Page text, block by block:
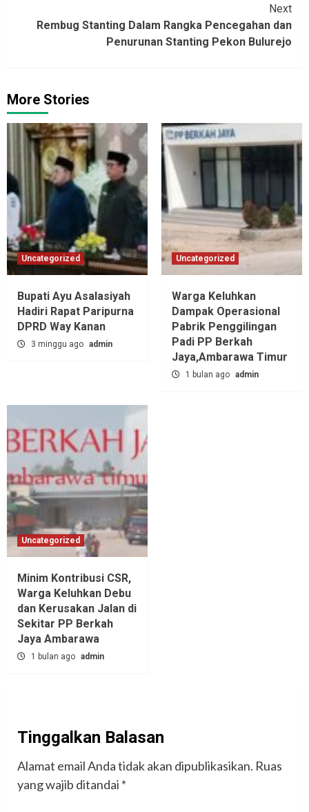
Next
Rembug Stanting Dalam Rangka Pencegahan dan
Penurunan Stanting Pekon Bulurejo
More Stories
Uncategorized
Bupati Ayu Asalasiyah
Hadiri Rapat Paripurna
DPRD Way Kanan
3 minggu ago admin
Uncategorized
Warga Keluhkan
Dampak Operasional
Pabrik Penggilingan
Padi PP Berkah
Jaya,‎Ambarawa Timur
1 bulan ago admin
Uncategorized
Minim Kontribusi CSR,
Warga Keluhkan Debu
dan Kerusakan Jalan di
Sekitar PP Berkah
Jaya Ambarawa‎
1 bulan ago admin
Tinggalkan Balasan
Alamat email Anda tidak akan dipublikasikan. Ruas
yang wajib ditandai *